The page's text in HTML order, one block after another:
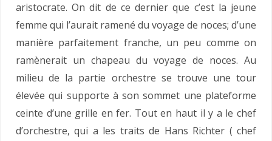
aristocrate. On dit de ce dernier que c’est la jeune
femme qui l’aurait ramené du voyage de noces; d’une
manière parfaitement franche, un peu comme on
ramènerait un chapeau du voyage de noces. Au
milieu de la partie orchestre se trouve une tour
élevée qui supporte à son sommet une plateforme
ceinte d’une grille en fer. Tout en haut il y a le chef
d’orchestre, qui a les traits de Hans Richter ( chef